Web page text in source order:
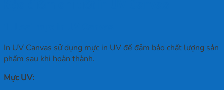
In UV Canvas sử dụng mực in UV để đảm bảo chất lượng sản
phẩm sau khi hoàn thành.
Mực UV: